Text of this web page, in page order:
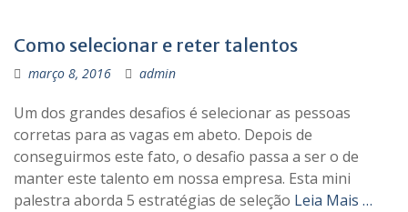
Como selecionar e reter talentos
março 8, 2016 admin
Um dos grandes desafios é selecionar as pessoas
corretas para as vagas em abeto. Depois de
conseguirmos este fato, o desafio passa a ser o de
manter este talento em nossa empresa. Esta mini
palestra aborda 5 estratégias de seleção Leia Mais …